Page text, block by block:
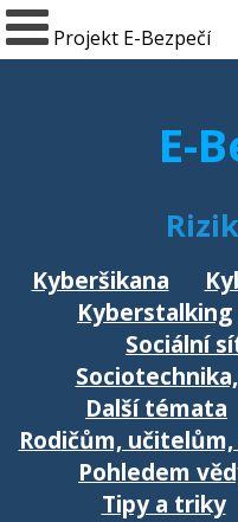
Projekt E-Bezpečí
E-
Kyberšikana
Kyberstalking
Sociální
Další témata
Rodičům,
Pohledem
Tipy a triky